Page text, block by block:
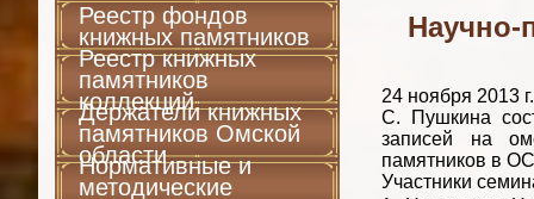
Реестр фондов
книжных памятников
Реестр книжных
памятников
коллекций
Держатели книжных
памятников Омской
области
Нормативные и
методические
Научно-
24 ноября 2013
С. Пушкина
записей на
памятников в
Участники